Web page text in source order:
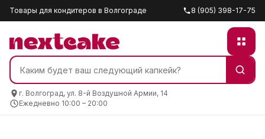
Товары для кондитеров в Волгограде 8 (905) 398-17-75
г. Волгоград, ул. 8-й Воздушной Армии, 14
Ежедневно 10:00 – 20:00